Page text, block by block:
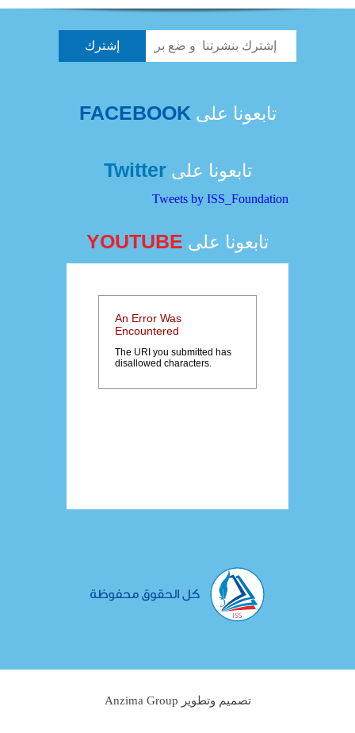
تابعونا على FACEBOOK
تابعونا علىTwitter
Tweets by ISS_Foundation
تابعونا على YOUTUBE
تصميم وتطوير Anzima Group